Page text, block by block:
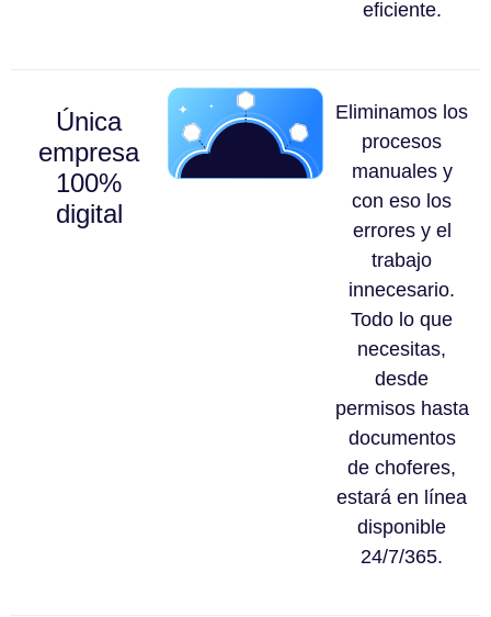
eficiente.
Única
empresa
100%
digital
Eliminamos los
procesos
manuales y
con eso los
errores y el
trabajo
innecesario.
Todo lo que
necesitas,
desde
permisos hasta
documentos
de choferes,
estará en línea
disponible
24/7/365.